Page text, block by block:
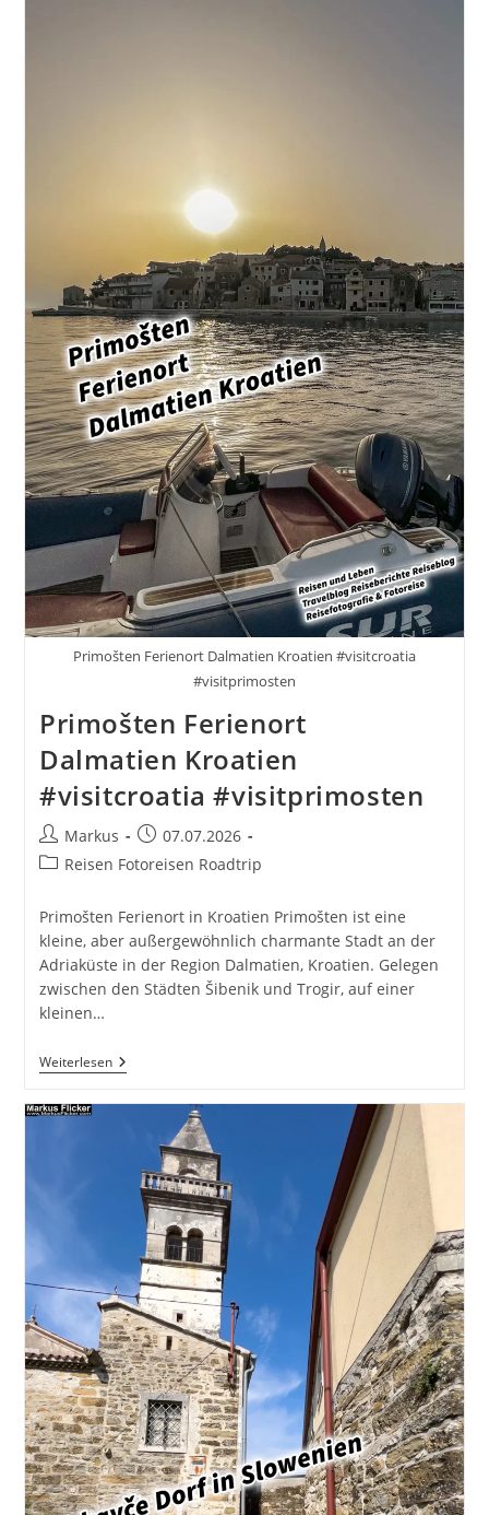
Primošten Ferienort Dalmatien Kroatien #visitcroatia
#visitprimosten
Primošten Ferienort
Dalmatien Kroatien
#visitcroatia #visitprimosten
Beitrags-
Autor:
Markus
Beitrag
veröffentlicht:
07.07.2026
Beitrags-
Reisen Fotoreisen Roadtrip
Primošten Ferienort in Kroatien Primošten ist eine
kleine, aber außergewöhnlich charmante Stadt an der
Adriaküste in der Region Dalmatien, Kroatien. Gelegen
zwischen den Städten Šibenik und Trogir, auf einer
kleinen…
WeiterlesenPrimošten
Ferienort
#visitcroatia
#visitprimosten